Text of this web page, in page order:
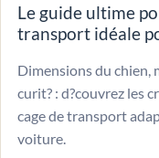
Le guide ultime
transport idéale
Dimensions du chien,
curit? : d?couvrez les
cage de transport
voiture.